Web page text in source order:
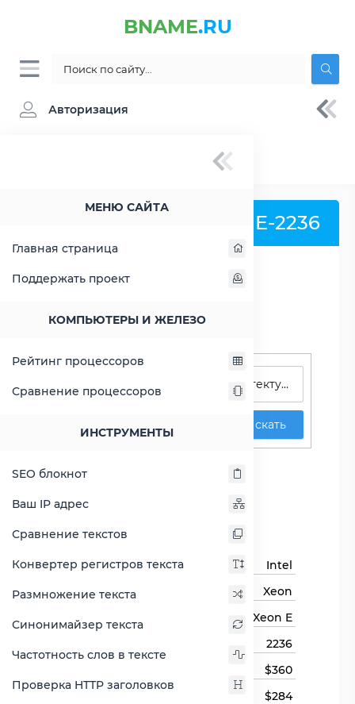
BNAME.RU
Авторизация
МЕНЮ САЙТА
Главная страница
Поддержать проект
КОМПЬЮТЕРЫ И ЖЕЛЕЗО
Рейтинг процессоров
Сравнение процессоров
ИНСТРУМЕНТЫ
SEO блокнот
Ваш IP адрес
Сравнение текстов
Конвертер регистров текста
Размножение текста
Синонимайзер текста
Частотность слов в тексте
Проверка HTTP заголовков
» Процессор Intel Xeon E-2236 -
Процессор Intel Xeon E-2236
РАСШИРИТЬ СЛЕВА
Искать
Xeon E-2236
Сравнить Xeon E-2236
Основная информация
Бренд
Intel
Семейство процессоров
Xeon
Линейка процессора
Xeon E
2236
$360
Цена на момент выхода
$284